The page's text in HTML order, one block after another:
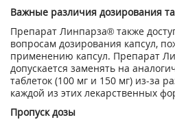
Важные различия дозирования
Препарат Линпарза® также
вопросам дозирования капсул,
применению капсул. Препарат
допускается заменять на
таблеток (100 мг и 150 мг) из-за
каждой из этих лекарственных
Пропуск дозы